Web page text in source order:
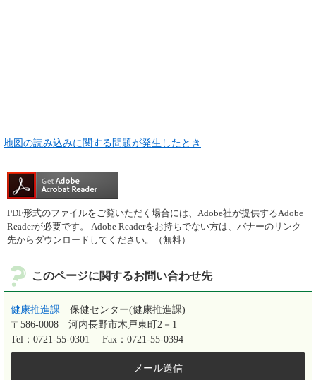
地図の読み込みに関する問題が発生したとき
PDF形式のファイルをご覧いただく場合には、Adobe社が提供するAdobe
Readerが必要です。
Adobe Readerをお持ちでない方は、バナーのリンク
先からダウンロードしてください。（無料）
このページに関するお問い合わせ先
健康推進課
保健センター(健康推進課)
〒586-0008
河内長野市木戸東町2－1
Tel：0721-55-0301
Fax：0721-55-0394
メール送信